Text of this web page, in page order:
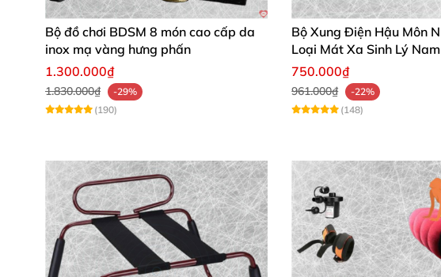
Bộ đồ chơi BDSM 8 món cao cấp da
inox mạ vàng hưng phấn
1.300.000₫
1.830.000₫
-29%
(190)
Bộ Xung Điện Hậu Môn
Loại Mát Xa Sinh Lý Nam
750.000₫
961.000₫
-22%
(148)